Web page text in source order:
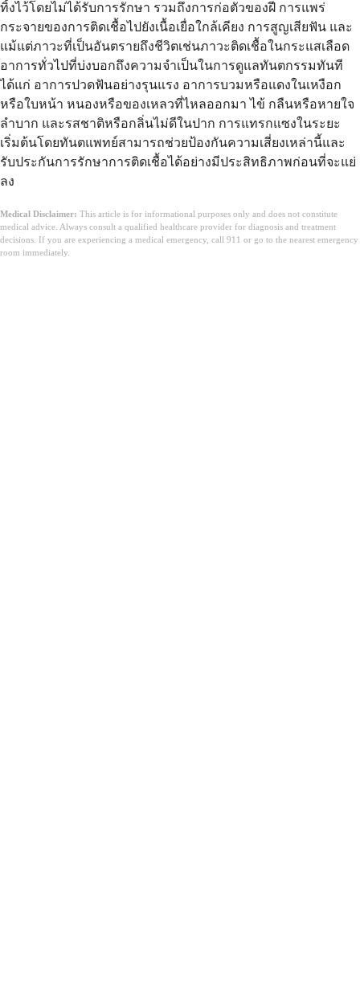
ทิ้งไว้โดยไม่ได้รับการรักษา รวมถึงการก่อตัวของฝี การแพร่
กระจายของการติดเชื้อไปยังเนื้อเยื่อใกล้เคียง การสูญเสียฟัน และ
แม้แต่ภาวะที่เป็นอันตรายถึงชีวิตเช่นภาวะติดเชื้อในกระแสเลือด
อาการทั่วไปที่บ่งบอกถึงความจำเป็นในการดูแลทันตกรรมทันที
ได้แก่ อาการปวดฟันอย่างรุนแรง อาการบวมหรือแดงในเหงือก
หรือใบหน้า หนองหรือของเหลวที่ไหลออกมา ไข้ กลืนหรือหายใจ
ลำบาก และรสชาติหรือกลิ่นไม่ดีในปาก การแทรกแซงในระยะ
เริ่มต้นโดยทันตแพทย์สามารถช่วยป้องกันความเสี่ยงเหล่านี้และ
รับประกันการรักษาการติดเชื้อได้อย่างมีประสิทธิภาพก่อนที่จะแย่
ลง
Medical Disclaimer: This article is for informational purposes only and does not constitute
medical advice. Always consult a qualified healthcare provider for diagnosis and treatment
decisions. If you are experiencing a medical emergency, call 911 or go to the nearest emergency
room immediately.